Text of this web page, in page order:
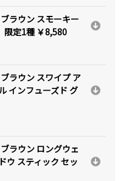
ラウン スモーキー
限定1種 ￥8,580
ラウン スワイプ ア
インフューズド グ
ラウン ロングウェ
ウ スティック セッ